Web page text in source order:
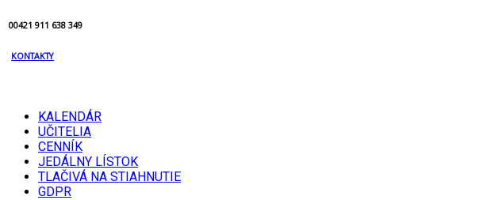
00421 911 638 349
KONTAKTY
KALENDÁR
UČITELIA
CENNÍK
JEDÁLNY LÍSTOK
TLAČIVÁ NA STIAHNUTIE
GDPR